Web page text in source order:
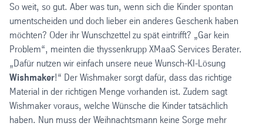
So weit, so gut. Aber was tun, wenn sich die Kinder spontan
umentscheiden und doch lieber ein anderes Geschenk haben
möchten? Oder ihr Wunschzettel zu spät eintrifft? „Gar kein
Problem“, meinten die thyssenkrupp XMaaS Services Berater.
„Dafür nutzen wir einfach unsere neue Wunsch-KI-Lösung
Wishmaker!“ Der Wishmaker sorgt dafür, dass das richtige
Material in der richtigen Menge vorhanden ist. Zudem sagt
Wishmaker voraus, welche Wünsche die Kinder tatsächlich
haben. Nun muss der Weihnachtsmann keine Sorge mehr